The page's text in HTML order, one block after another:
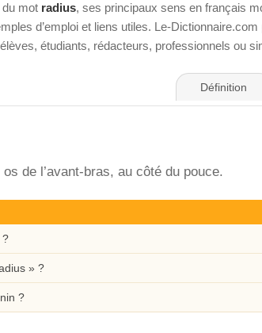
mot radius, ses principaux sens en français
d’emploi et liens utiles. Le-
étudiants, rédacteurs, professionnels ou
Définition
de l’avant-bras, au côté du pouce.
?
» ?
?